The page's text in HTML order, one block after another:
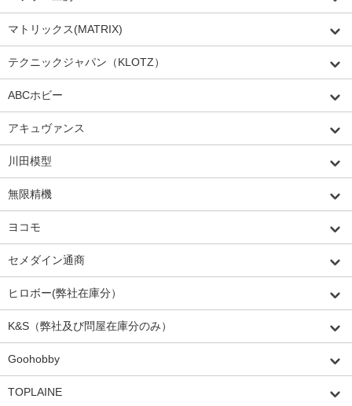
マトリックス(MATRIX)
テクニックジャパン（KLOTZ）
ABCホビー
アキュヴァンス
川田模型
無限精機
ヨコモ
セメダイン通商
ヒロボー(弊社在庫分）
K&S（弊社及び問屋在庫分のみ）
Goohobby
TOPLAINE